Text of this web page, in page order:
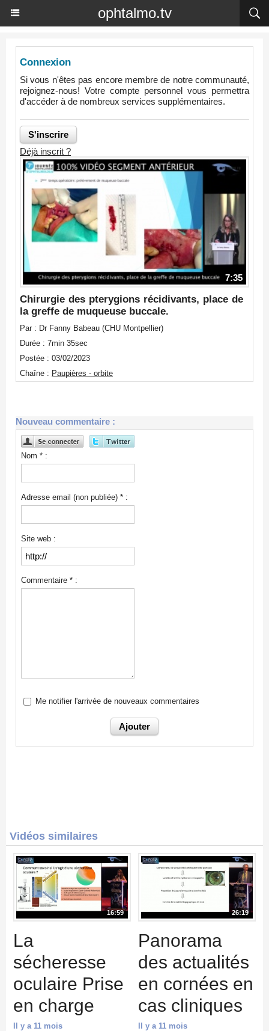
ophtalmo.tv
Vidéos similaires
16:59
La
sécheresse
oculaire Prise
en charge
Il y a 11 mois
26:19
Panorama
des actualités
en cornées en
cas cliniques
Il y a 11 mois
Connexion
Si vous n'êtes pas encore membre de notre communauté,
rejoignez-nous! Votre compte personnel vous permettra
d'accéder à de nombreux services supplémentaires.
Déjà inscrit ?
7:35
Chirurgie des pterygions récidivants, place de
la greffe de muqueuse buccale.
Par : Dr Fanny Babeau (CHU Montpellier)
Durée : 7min 35sec
Postée : 03/02/2023
Chaîne : Paupières - orbite
Nouveau commentaire :
Nom * :
Adresse email (non publiée) * :
Site web :
Commentaire * :
Me notifier l'arrivée de nouveaux commentaires